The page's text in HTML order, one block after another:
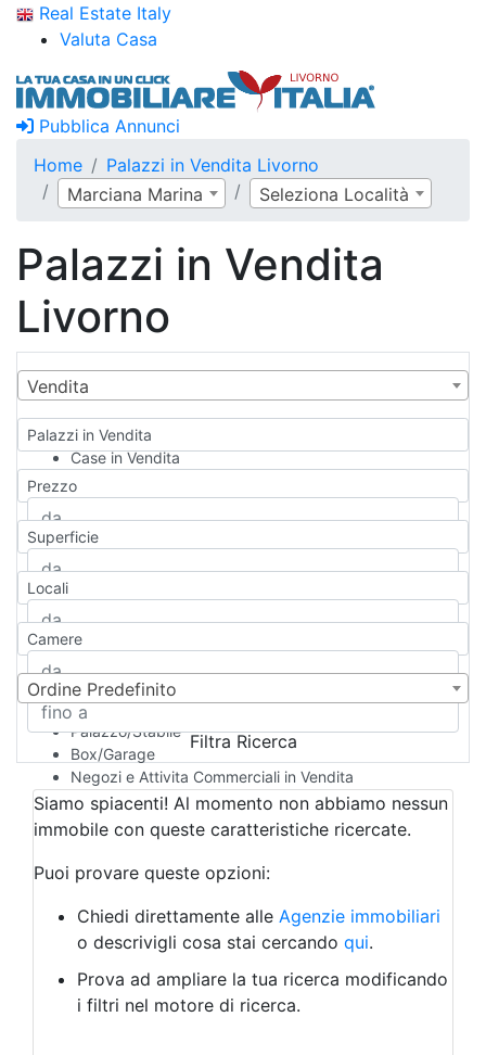
Real Estate Italy
Valuta Casa
Pubblica Annunci
Home
Palazzi in Vendita Livorno
Marciana Marina
Seleziona Località
Palazzi in Vendita
Livorno
Vendita
Palazzi in Vendita
Case in Vendita
Qualsiasi
Appartamento
Casa indipendente
Casa Semi-indipendente
Attico/Mansarda
Rustico/Casale
Camera d'Albergo
Multiproprietà
Palazzo/Stabile
Box/Garage
Negozi e Attivita Commerciali in Vendita
Qualsiasi
Attività/Licenza Commerciale
Azienda Agricola
Bar/Ristorante
Albergo
Laboratorio Artigianale
Negozio/locale commerciale
Agriturismo
Magazzini
Prezzo
Superficie
Locali
Camere
Ordine Predefinito
Filtra Ricerca
Siamo spiacenti! Al momento non abbiamo nessun
immobile con queste caratteristiche ricercate.
Puoi provare queste opzioni:
Chiedi direttamente alle Agenzie immobiliari
o descrivigli cosa stai cercando qui.
Prova ad ampliare la tua ricerca modificando
i filtri nel motore di ricerca.